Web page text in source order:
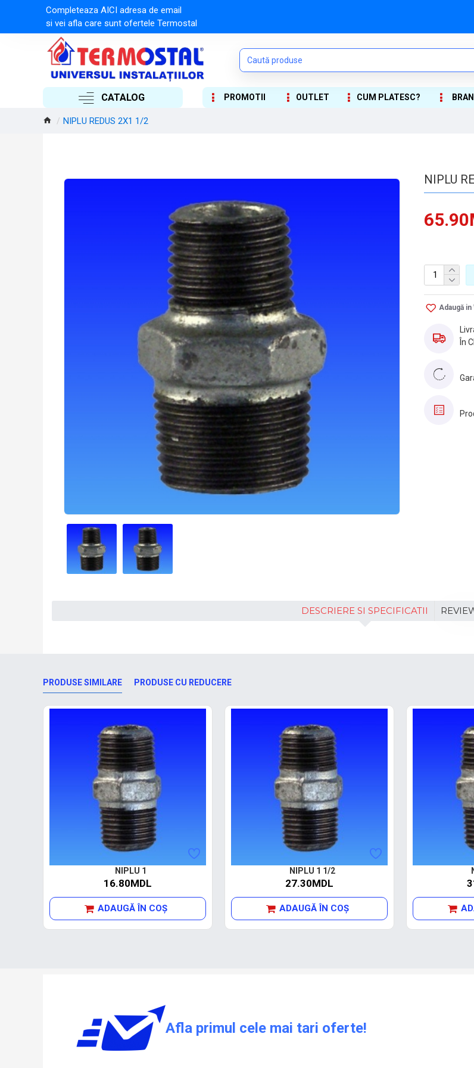
Completeaza AICI adresa de email
si vei afla care sunt ofertele Termostal
CATALOG PROMOTII OUTLET CUM PLATESC?
NIPLU REDUS 2X1 1/2
NIPLU
Adaugă
În
DESCRIERE SI SPECIFICATII
PRODUSE SIMILARE PRODUSE CU REDUCERE
NIPLU 1
16.80MDL
ADAUGĂ ÎN COŞ
NIPLU 1 1/2
27.30MDL
ADAUGĂ ÎN COŞ
Afla primul cele mai tari oferte!